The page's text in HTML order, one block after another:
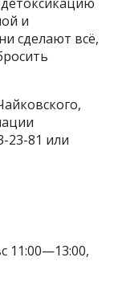
и
сделают всё,
23-81 или
11:00—13:00,